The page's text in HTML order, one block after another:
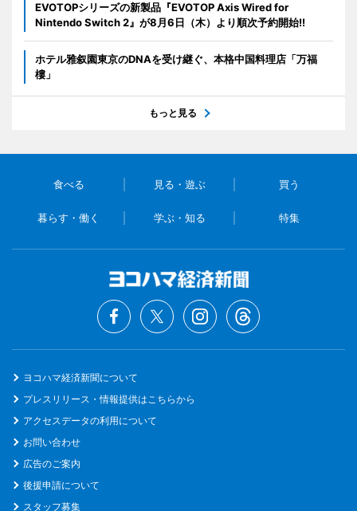
EVOTOPシリーズの新製品『EVOTOP Axis Wired for
Nintendo Switch 2』が8月6日（木）より順次予約開始!!
ホテル雅叙園東京のDNAを受け継ぐ、本格中国料理店「万福
樓」
もっと見る
食べる 見る・遊ぶ 買う
暮らす・働く 学ぶ・知る 特集
ヨコハマ経済新聞について
プレスリリース・情報提供はこちらから
アクセスデータの利用について
お問い合わせ
広告のご案内
後援申請について
スタッフ募集